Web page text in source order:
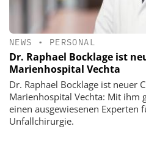
NEWS • PERSONAL
Dr. Raphael Bocklage ist
Marienhospital Vechta
Dr. Raphael Bocklage ist neuer
Marienhospital Vechta: Mit ihm
einen ausgewiesenen Experten
Unfallchirurgie.